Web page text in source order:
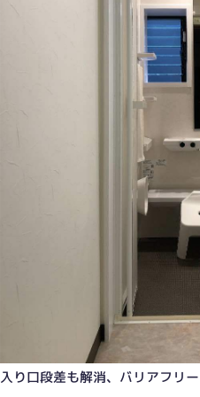
入り口段差も解消、バリアフリ